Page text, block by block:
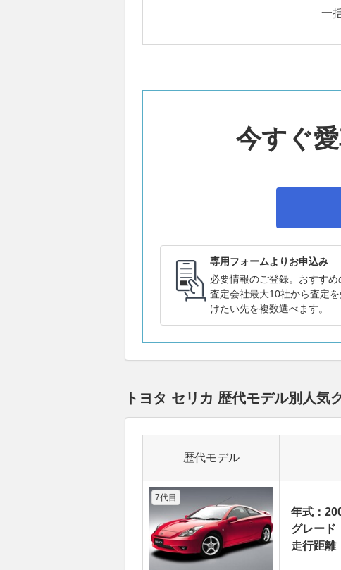
一
今すぐ
専用フォームよりお申込み
必要情報のご登録。おすすめ
査定会社最大10社から査定を
けたい先を複数選べます。
トヨタ セリカ 歴代モデル別人気
歴代モデル
7代目
年式：
グレード
走行距離